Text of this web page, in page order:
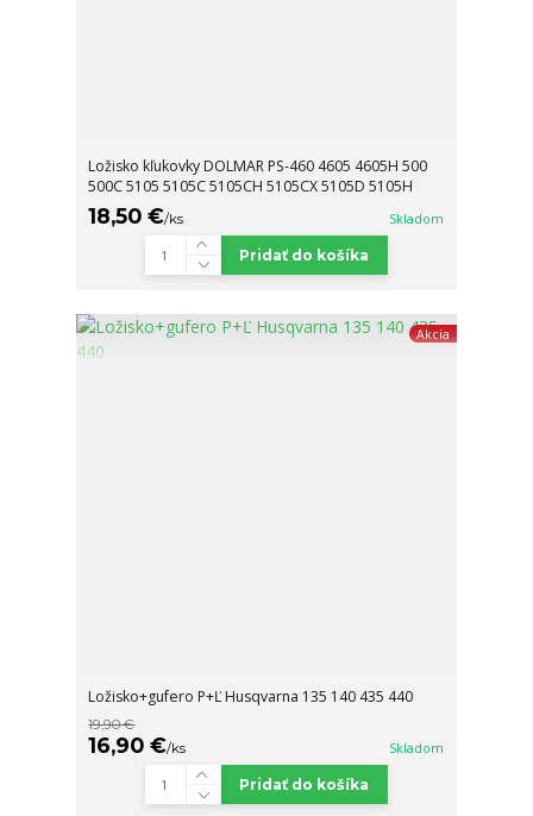
Ložisko kľukovky DOLMAR PS-460 4605 4605H 500
500C 5105 5105C 5105CH 5105CX 5105D 5105H
18,50 €/ks Skladom
Pridať do košíka
Akcia
Ložisko+gufero P+Ľ Husqvarna 135 140 435 440
19,90 €
16,90 €/ks Skladom
Pridať do košíka